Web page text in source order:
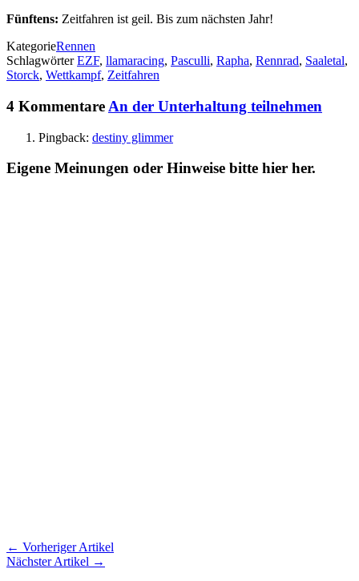
Fünftens: Zeitfahren ist geil. Bis zum nächsten Jahr!
KategorieRennen
Schlagwörter EZF, llamaracing, Pasculli, Rapha, Rennrad, Saaletal,
Storck, Wettkampf, Zeitfahren
4 Kommentare An der Unterhaltung teilnehmen
Pingback: destiny glimmer
Eigene Meinungen oder Hinweise bitte hier her.
← Vorheriger Artikel
Nächster Artikel →